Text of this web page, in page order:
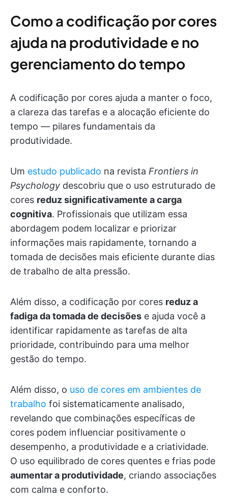
Como a codificação por cores
ajuda na produtividade e no
gerenciamento do tempo
A codificação por cores ajuda a manter o foco,
a clareza das tarefas e a alocação eficiente do
tempo — pilares fundamentais da
produtividade.
Um estudo publicado na revista Frontiers in
Psychology descobriu que o uso estruturado de
cores reduz significativamente a carga
cognitiva. Profissionais que utilizam essa
abordagem podem localizar e priorizar
informações mais rapidamente, tornando a
tomada de decisões mais eficiente durante dias
de trabalho de alta pressão.
Além disso, a codificação por cores reduz a
fadiga da tomada de decisões e ajuda você a
identificar rapidamente as tarefas de alta
prioridade, contribuindo para uma melhor
gestão do tempo.
Além disso, o uso de cores em ambientes de
trabalho foi sistematicamente analisado,
revelando que combinações específicas de
cores podem influenciar positivamente o
desempenho, a produtividade e a criatividade.
O uso equilibrado de cores quentes e frias pode
aumentar a produtividade, criando associações
com calma e conforto.